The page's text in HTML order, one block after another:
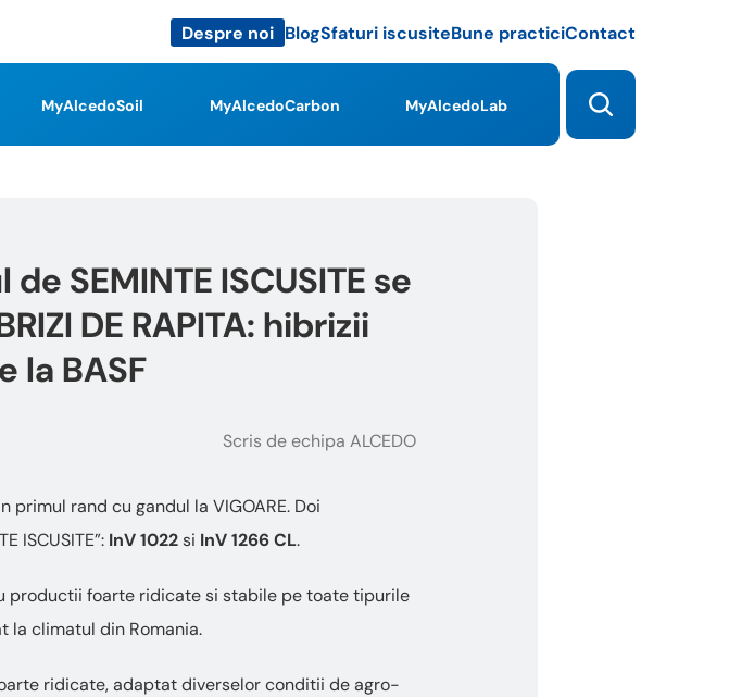
MyAlcedoSoil MyAlcedoCarbon MyAlcedoLab
Despre noi BlogSfaturi iscusiteBune practiciContact
SEMINTE ISCUSITE se
DE RAPITA: hibrizii
la BASF
Scris de echipa ALCEDO
rand cu gandul la VIGOARE. Doi
ISCUSITE”: InV 1022si InV 1266 CL.
productii foarte ridicate si stabile pe toate tipurile
la climatul din Romania.
ridicate, adaptat diverselor conditii de agro-